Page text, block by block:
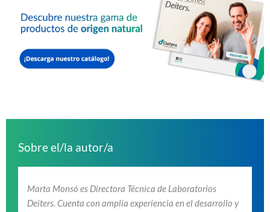
Sobre el/la autor/a
Marta Monsó es Directora Técnica de Laboratorios
Deiters. Cuenta con amplia experiencia en el desarrollo y